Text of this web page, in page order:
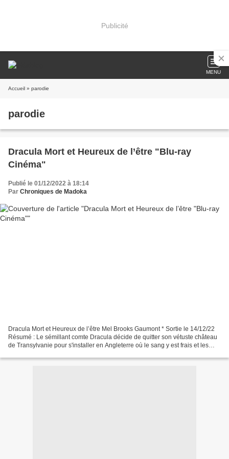
Publicité
MENU
Accueil » parodie
parodie
Dracula Mort et Heureux de l’être "Blu-ray
Cinéma"
Publié le 01/12/2022 à 18:14
Par Chroniques de Madoka
Dracula Mort et Heureux de l’être Mel Brooks Gaumont * Sortie le 14/12/22
Résumé : Le sémillant comte Dracula décide de quitter son vétuste château
de Transylvanie pour s'installer en Angleterre où le sang y est frais et les